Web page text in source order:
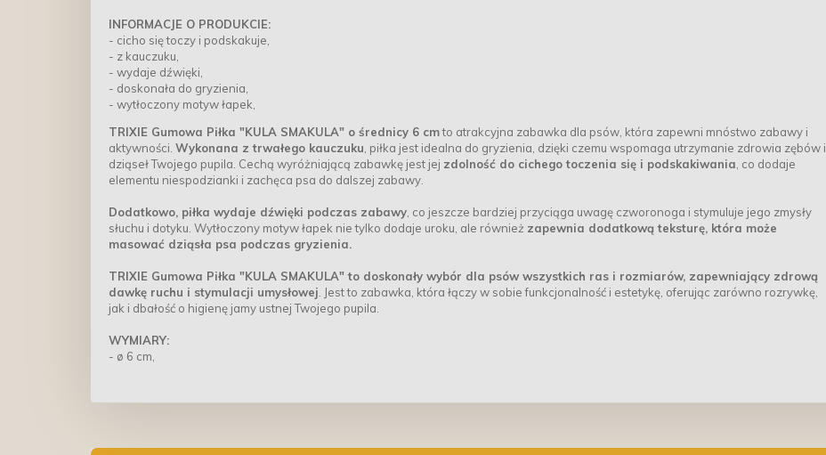
INFORMACJE O PRODUKCIE:
- cicho się toczy i podskakuje,
- z kauczuku,
- wydaje dźwięki,
- doskonała do gryzienia,
- wytłoczony motyw łapek,
TRIXIE Gumowa Piłka "KULA SMAKULA" o średnicy 6 cmto atrakcyjna zabawka dla psów, która zapewni mnóstwo zabawy i
aktywności. Wykonana z trwałego kauczuku , piłka jest idealna do gryzienia, dzięki czemu wspomaga utrzymanie zdrowia zębów i
dziąseł Twojego pupila. Cechą wyróżniającą zabawkę jest jej zdolność do cichego toczenia się i podskakiwania , co dodaje
elementu niespodzianki i zachęca psa do dalszej zabawy.
Dodatkowo, piłka wydaje dźwięki podczas zabawy , co jeszcze bardziej przyciąga uwagę czworonoga i stymuluje jego zmysły
słuchu i dotyku. Wytłoczony motyw łapek nie tylko dodaje uroku, ale również zapewnia dodatkową teksturę, która może
masować dziąsła psa podczas gryzienia.
TRIXIE Gumowa Piłka "KULA SMAKULA" to doskonały wybór dla psów wszystkich ras i rozmiarów, zapewniający zdrową
dawkę ruchu i stymulacji umysłowej . Jest to zabawka, która łączy w sobie funkcjonalność i estetykę, oferując zarówno rozrywkę,
jak i dbałość o higienę jamy ustnej Twojego pupila.
WYMIARY:
- ø 6 cm,